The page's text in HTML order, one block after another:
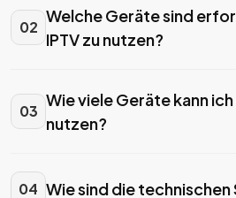
02
Welche Geräte sind
IPTV zu nutzen?
03
Wie viele Geräte kann
nutzen?
04 Wie sind die